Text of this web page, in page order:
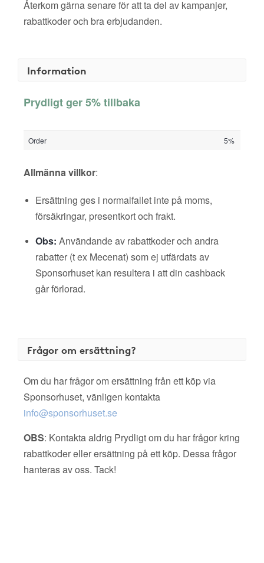
Återkom gärna senare för att ta del av kampanjer,
rabattkoder och bra erbjudanden.
Information
Prydligt ger 5% tillbaka
Order 5%
Allmänna villkor:
Ersättning ges i normalfallet inte på moms,
försäkringar, presentkort och frakt.
Obs: Användande av rabattkoder och andra
rabatter (t ex Mecenat) som ej utfärdats av
Sponsorhuset kan resultera i att din cashback
går förlorad.
Frågor om ersättning?
Om du har frågor om ersättning från ett köp via
Sponsorhuset, vänligen kontakta
info@sponsorhuset.se
OBS: Kontakta aldrig Prydligt om du har frågor kring
rabattkoder eller ersättning på ett köp. Dessa frågor
hanteras av oss. Tack!